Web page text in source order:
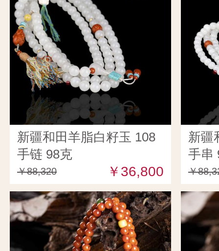
新疆和田羊脂白籽玉 108
手链 98克
￥88,320 ￥36,800
新疆
手串
￥